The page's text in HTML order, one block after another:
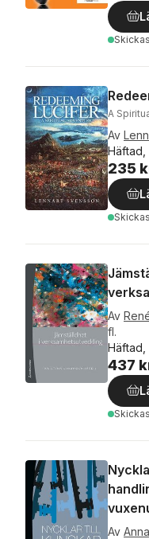
Skickas
A
Av
Häftad,
235
Skickas
Av
fl.
Häftad,
437
Skickas
Av